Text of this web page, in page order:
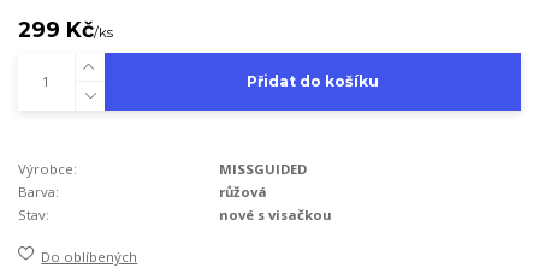
299 Kč/ks
Přidat do košíku
Výrobce:
MISSGUIDED
Barva:
růžová
Stav:
nové s visačkou
Do oblíbených